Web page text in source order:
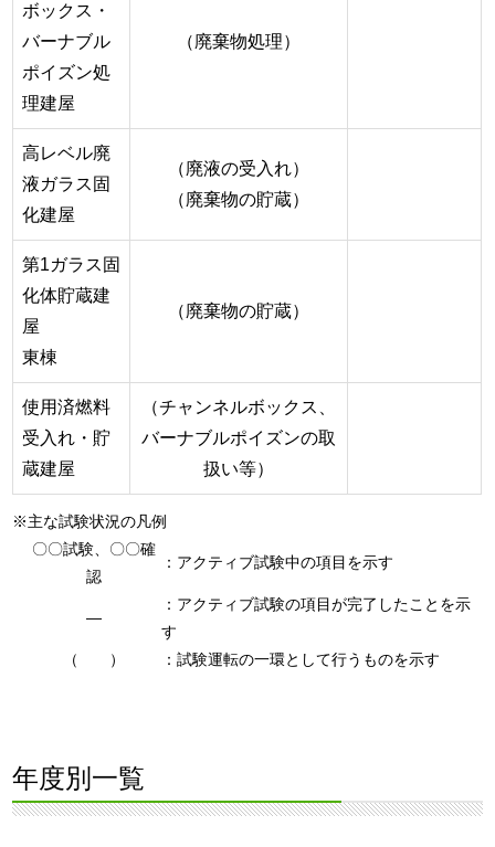
ボックス・
バーナブル
ポイズン処
理建屋
（廃棄物処理）
高レベル廃
液ガラス固
化建屋
（廃液の受入れ）
（廃棄物の貯蔵）
第1ガラス固
化体貯蔵建
屋
東棟
（廃棄物の貯蔵）
使用済燃料
受入れ・貯
蔵建屋
（チャンネルボックス、
バーナブルポイズンの取
扱い等）
※主な試験状況の凡例
〇〇試験、〇〇確
認
：アクティブ試験中の項目を示す
―
：アクティブ試験の項目が完了したことを示
す
（ ）
：試験運転の一環として行うものを示す
年度別一覧